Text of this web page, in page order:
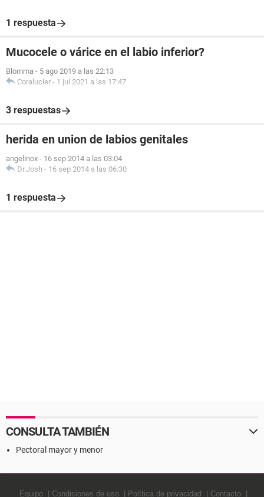
1 respuesta
Mucocele o várice en el labio inferior?
Blomma - 5 ago 2019 a las 22:13
Coralucier - 1 jul 2021 a las 17:47
3 respuestas
herida en union de labios genitales
angelinox - 16 sep 2014 a las 03:04
Dr.Josh - 16 sep 2014 a las 06:30
1 respuesta
CONSULTA TAMBIÉN
Pectoral mayor y menor
Equipo Condiciones de uso Política de privacidad Contacto